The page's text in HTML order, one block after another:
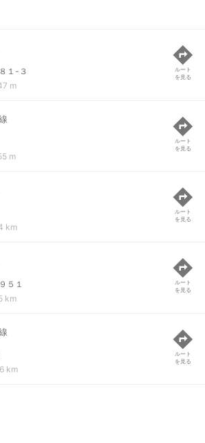
１-３
m
ルート
を見る
m
ルート
を見る
km
ルート
を見る
５１
km
ルート
を見る
km
ルート
を見る